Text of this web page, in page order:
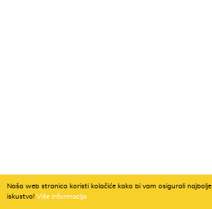
Naša web stranica koristi kolačiće kako bi vam osigurali najbolje
iskustvo! Više informacija